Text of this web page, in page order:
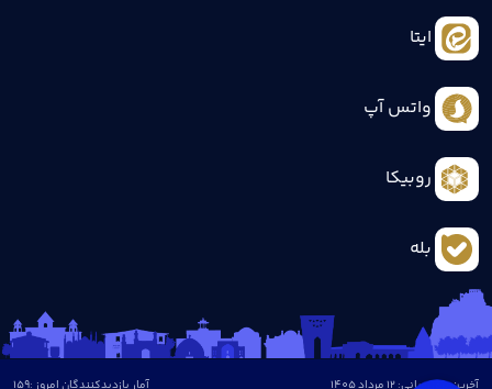
ایتا
واتس آپ
روبیکا
بله